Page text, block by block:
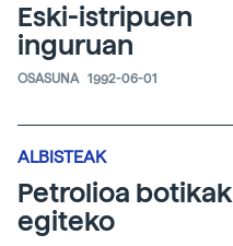
Eski-istripuen
inguruan
OSASUNA 1992-06-01
ALBISTEAK
Petrolioa botikak
egiteko